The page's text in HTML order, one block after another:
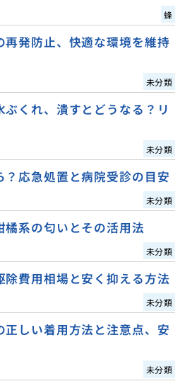
蜂
再発防止、快適な環境を維持
未分類
くれ、潰すとどうなる？リ
未分類
？応急処置と病院受診の目安
未分類
橘系の匂いとその活用法
未分類
除費用相場と安く抑える方法
未分類
正しい着用方法と注意点、安
未分類